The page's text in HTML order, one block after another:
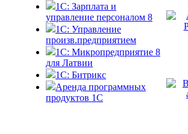
1C: Зарплата и
управление персоналом 8
1C: Управление
произв.предприятием
1С: Микропредприятие 8
для Латвии
1C: Битрикс
Аренда программных
продуктов 1С